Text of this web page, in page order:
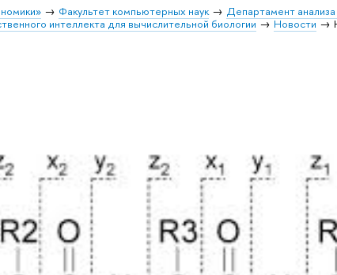
Факультет компьютерных наук
Департамент
интеллекта для вычислительной биологии Новости